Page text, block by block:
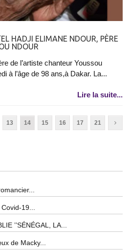
HADJI ELIMANE NDOUR, PÈRE
NDOUR
de l’artiste chanteur Youssou
à l’âge de 98 ans,à Dakar. La...
Lire la suite...
13 14 15 16 17 21
19...
’’SÉNÉGAL, LA...
de Macky...